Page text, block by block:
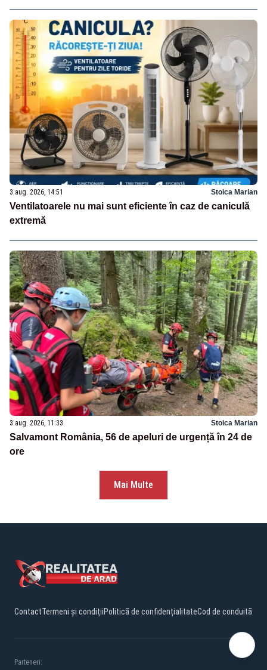
3 aug. 2026, 14:51 Stoica Marian
Ventilatoarele nu mai sunt eficiente în caz de caniculă
extremă
3 aug. 2026, 11:33 Stoica Marian
Salvamont România, 56 de apeluri de urgență în 24 de
ore
Mai Multe
ContactTermeni și condițiiPolitică de confidențialitateCod de conduită
Parteneri: